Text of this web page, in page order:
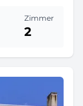
Zimmer
2